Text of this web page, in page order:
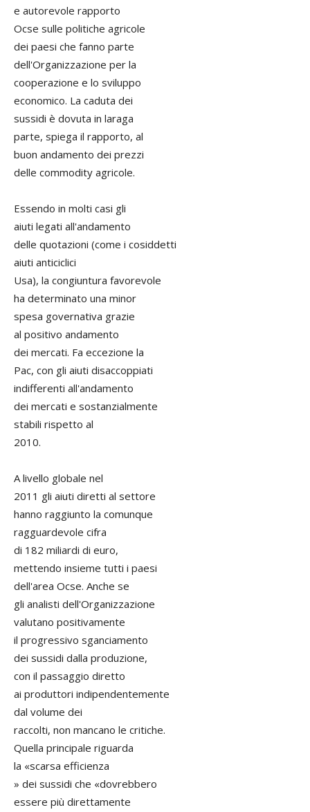
e autorevole rapporto
Ocse sulle politiche agricole
dei paesi che fanno parte
dell'Organizzazione per la
cooperazione e lo sviluppo
economico. La caduta dei
sussidi è dovuta in laraga
parte, spiega il rapporto, al
buon andamento dei prezzi
delle commodity agricole.
Essendo in molti casi gli
aiuti legati all'andamento
delle quotazioni (come i cosiddetti
aiuti anticiclici
Usa), la congiuntura favorevole
ha determinato una minor
spesa governativa grazie
al positivo andamento
dei mercati. Fa eccezione la
Pac, con gli aiuti disaccoppiati
indifferenti all'andamento
dei mercati e sostanzialmente
stabili rispetto al
2010.
A livello globale nel
2011 gli aiuti diretti al settore
hanno raggiunto la comunque
ragguardevole cifra
di 182 miliardi di euro,
mettendo insieme tutti i paesi
dell'area Ocse. Anche se
gli analisti dell'Organizzazione
valutano positivamente
il progressivo sganciamento
dei sussidi dalla produzione,
con il passaggio diretto
ai produttori indipendentemente
dal volume dei
raccolti, non mancano le critiche.
Quella principale riguarda
la «scarsa efficienza
» dei sussidi che «dovrebbero
essere più direttamente